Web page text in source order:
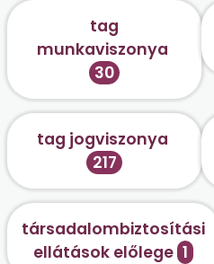
tag
munkaviszonya
30
tag jogviszonya
217
társadalombiztosítási
ellátások előlege 1